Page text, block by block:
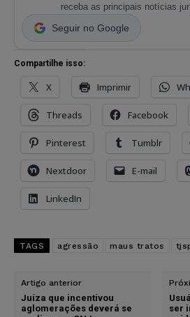
receba as principais notícias
Seguir no Google
Compartilhe isso:
X Imprimir
Threads Facebook
Pinterest Tumblr
Nextdoor E-mail
LinkedIn
TAGS agressão maus tratos
Artigo anterior
Juíza que incentivou
aglomerações deverá se
ser